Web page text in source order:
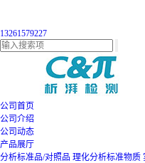
13261579227
公司首页
公司介绍
公司动态
产品展厅
分析标准品/对照品 理化分析标准物质